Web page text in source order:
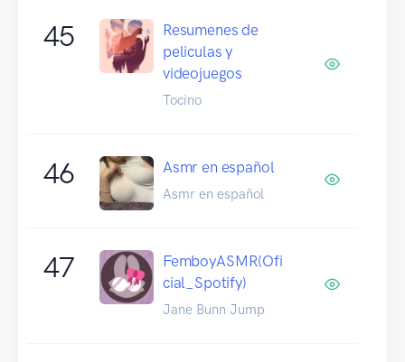
45
Resumenes de
peliculas y
videojuegos
Tocino
46 Asmr en español
Asmr en español
47
FemboyASMR(Ofi
cial_Spotify)
Jane Bunn Jump